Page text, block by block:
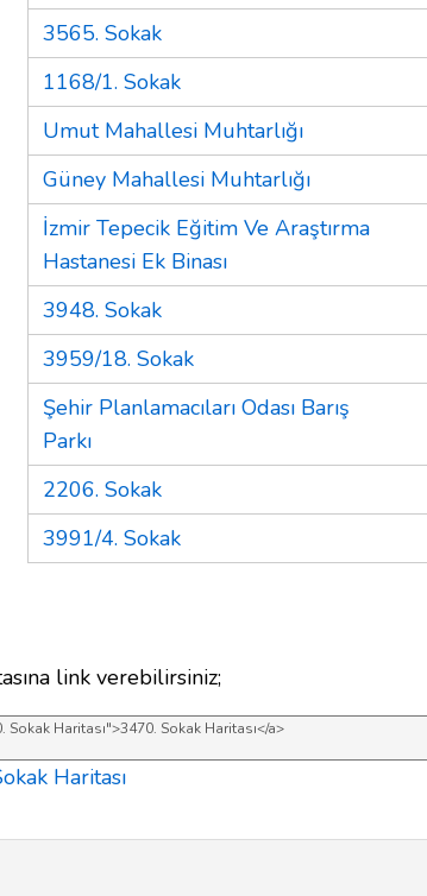
3565. Sokak
1168/1. Sokak
Umut Mahallesi Muhtarlığı
Güney Mahallesi Muhtarlığı
İzmir Tepecik Eğitim Ve Araştırma
Hastanesi Ek Binası
3948. Sokak
3959/18. Sokak
Şehir Planlamacıları Odası Barış
Parkı
2206. Sokak
3991/4. Sokak
link verebilirsiniz;
Haritası